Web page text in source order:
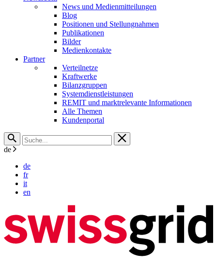
News und Medienmitteilungen
Blog
Positionen und Stellungnahmen
Publikationen
Bilder
Medienkontakte
Partner
Verteilnetze
Kraftwerke
Bilanzgruppen
Systemdienstleistungen
REMIT und marktrelevante Informationen
Alle Themen
Kundenportal
de
de
fr
it
en